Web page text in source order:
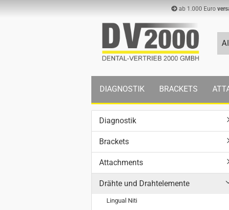
ab 1.000 Euro
DIAGNOSTIK BRACKETS
Diagnostik
Brackets
Attachments
Drähte und Drahtelemente
Lingual Niti